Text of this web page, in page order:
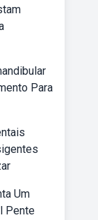
Para
Um
Pente